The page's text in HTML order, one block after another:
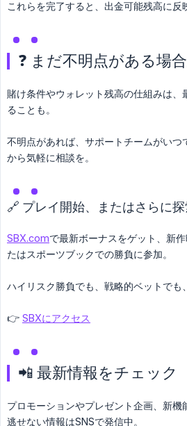
これらを完了すると、出金可能残高に反
❓ まだ不明点がある場
賭け条件やウォレット残高の仕組みは、
ることも。
不明点があれば、サポートチームがいつ
から気軽に相談を。
🔗 プレイ開始、またはさらに
SBX.comで最新ボーナスをゲット、新
たはスポーツブックでの勝負に参加。
ハイリスク勝負でも、戦略的ベットでも
👉 SBXにアクセス
📲 最新情報をチェック
プロモーションやプレゼント企画、新機
逃せない情報はSNSで発信中。